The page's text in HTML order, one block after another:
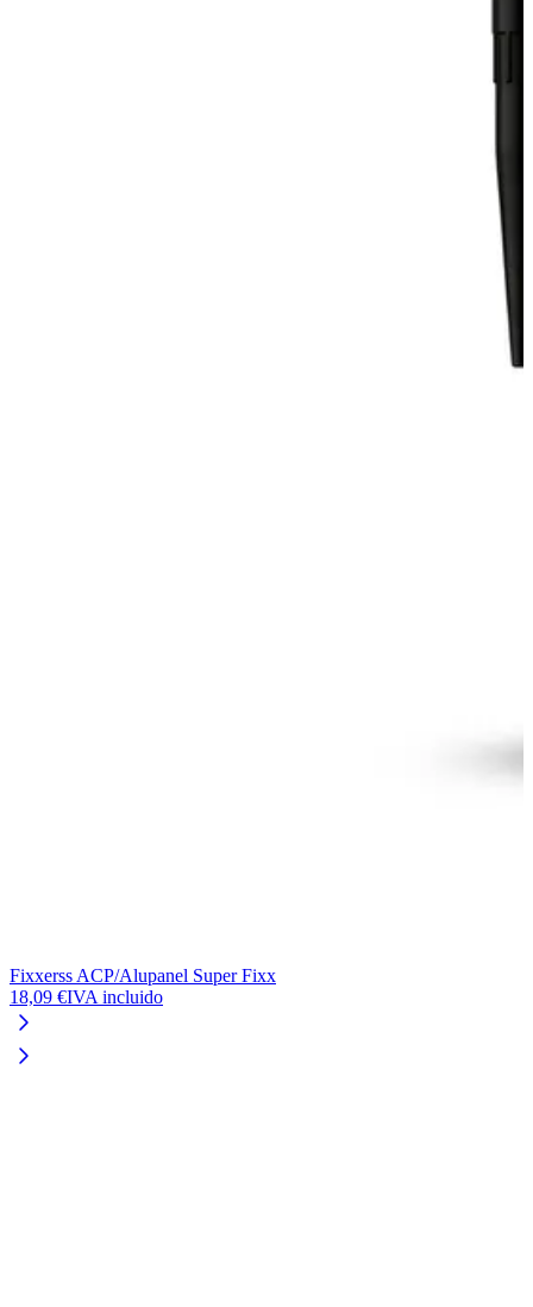
Fixxerss ACP/Alupanel Super Fixx
18,09 €IVA incluido